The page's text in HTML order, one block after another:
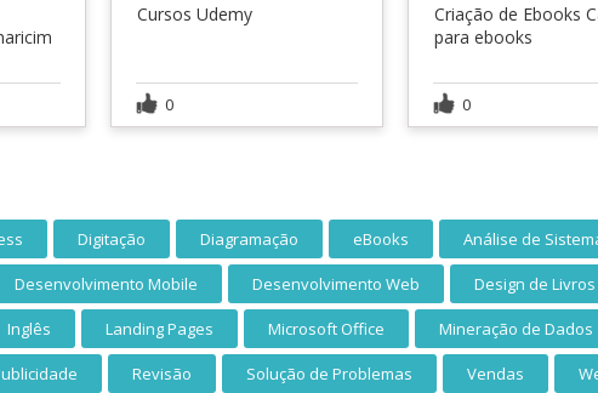
Cursos Udemy
0
Criação de Ebooks
para ebooks
0
Digitação Diagramação eBooks Análise de
Desenvolvimento Mobile Desenvolvimento Web Design de Livros
Inglês Landing Pages Microsoft Office Mineração de Dados
Revisão Solução de Problemas Vendas